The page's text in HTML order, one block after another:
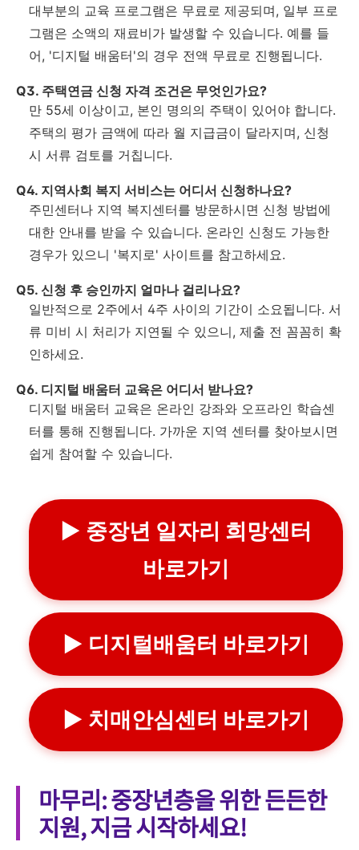
대부분의 교육 프로그램은 무료로 제공되며, 일부 프로
그램은 소액의 재료비가 발생할 수 있습니다. 예를 들
어, '디지털 배움터'의 경우 전액 무료로 진행됩니다.
Q3. 주택연금 신청 자격 조건은 무엇인가요?
만 55세 이상이고, 본인 명의의 주택이 있어야 합니다.
주택의 평가 금액에 따라 월 지급금이 달라지며, 신청
시 서류 검토를 거칩니다.
Q4. 지역사회 복지 서비스는 어디서 신청하나요?
주민센터나 지역 복지센터를 방문하시면 신청 방법에
대한 안내를 받을 수 있습니다. 온라인 신청도 가능한
경우가 있으니 '복지로' 사이트를 참고하세요.
Q5. 신청 후 승인까지 얼마나 걸리나요?
일반적으로 2주에서 4주 사이의 기간이 소요됩니다. 서
류 미비 시 처리가 지연될 수 있으니, 제출 전 꼼꼼히 확
인하세요.
Q6. 디지털 배움터 교육은 어디서 받나요?
디지털 배움터 교육은 온라인 강좌와 오프라인 학습센
터를 통해 진행됩니다. 가까운 지역 센터를 찾아보시면
쉽게 참여할 수 있습니다.
▶ 중장년 일자리 희망센터
바로가기
▶ 디지털배움터 바로가기
▶ 치매안심센터 바로가기
마무리: 중장년층을 위한 든든한
지원, 지금 시작하세요!